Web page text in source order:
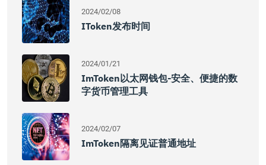
2024/02/08
IToken发布时间
2024/01/21
ImToken以太网钱包-安全、便捷的数
字货币管理工具
2024/02/07
ImToken隔离见证普通地址